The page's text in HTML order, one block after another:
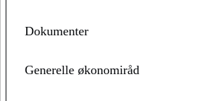
Dokumenter
Generelle økonomiråd